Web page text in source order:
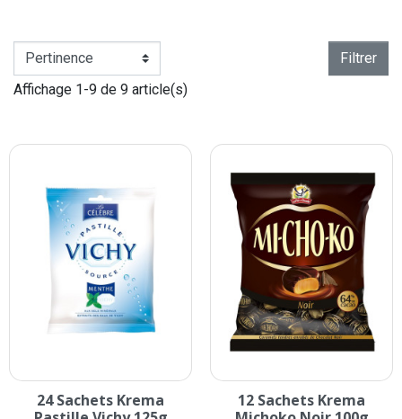
Filtrer
Affichage 1-9 de 9 article(s)
24 Sachets Krema
12 Sachets Krema